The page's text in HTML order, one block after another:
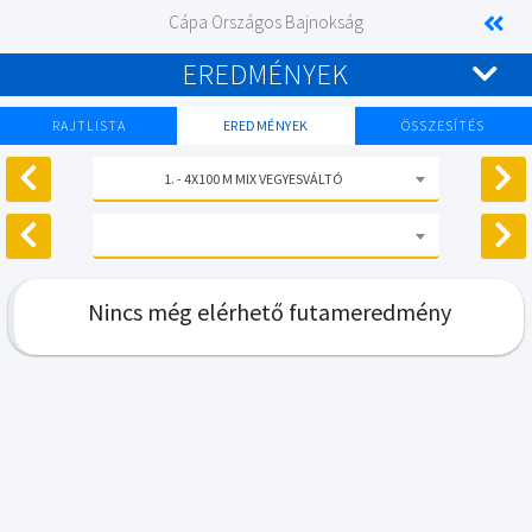
Cápa Országos Bajnokság
EREDMÉNYEK
RAJTLISTA EREDMÉNYEK ÖSSZESÍTÉS
1. - 4X100 M MIX VEGYESVÁLTÓ
Nincs még elérhető futameredmény